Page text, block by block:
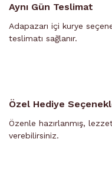
Aynı Gün Teslimat
Adapazarı içi kurye
teslimatı sağlanır.
Özel Hediye
Özenle hazırlanmış,
verebilirsiniz.